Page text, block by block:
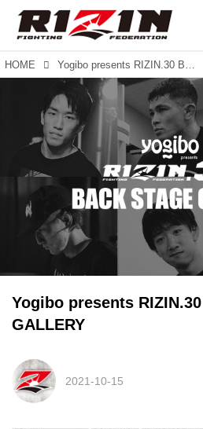
HOME Yogibo presents RIZIN.30 BACKSTAGE GALLERY
Yogibo presents
GALLERY
2021-10-15